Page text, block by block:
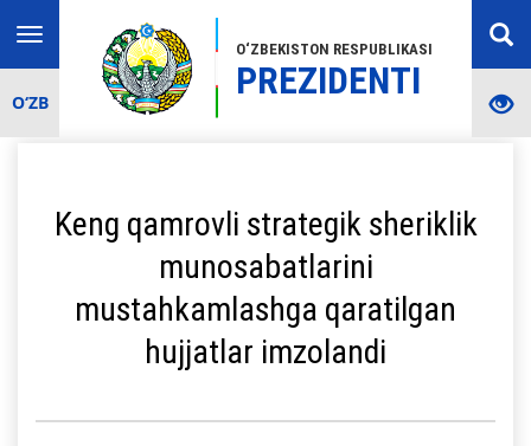
O‘ZBEKISTON RESPUBLIKASI
PREZIDENTI
Toggle
navigation
O‘ZB
Keng qamrovli strategik sheriklik
munosabatlarini
mustahkamlashga qaratilgan
hujjatlar imzolandi